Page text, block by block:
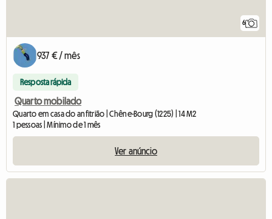
6
937 € / mês
Resposta rápida
Quarto mobilado
Quarto em casa do anfitrião | Chêne-Bourg (1225) | 14 M2
1 pessoas | Mínimo de 1 mês
Ver anúncio